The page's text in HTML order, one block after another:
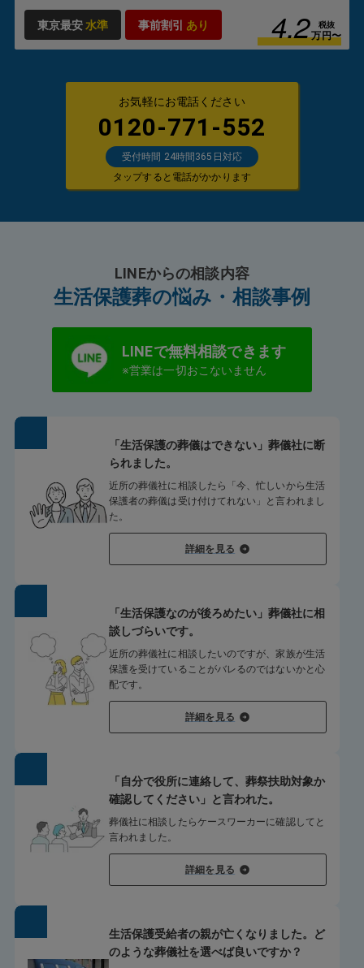
東京最安水準 事前割引 あり 4.2 税抜
万円〜
お気軽にお電話ください
0120-771-552
受付時間 24時間365日対応
タップすると電話がかかります
LINEからの相談内容
生活保護葬の悩み・相談事例
LINEで無料相談できます
※営業は一切おこないません
「生活保護の葬儀はできない」葬儀社に断
られました。
近所の葬儀社に相談したら「今、忙しいから生活
保護者の葬儀は受け付けてれない」と言われまし
た。
詳細を見る
「生活保護なのが後ろめたい」葬儀社に相
談しづらいです。
近所の葬儀社に相談したいのですが、家族が生活
保護を受けていることがバレるのではないかと心
配です。
詳細を見る
「自分で役所に連絡して、葬祭扶助対象か
確認してください」と言われた。
葬儀社に相談したらケースワーカーに確認してと
言われました。
詳細を見る
生活保護受給者の親が亡くなりました。ど
のような葬儀社を選べば良いですか？